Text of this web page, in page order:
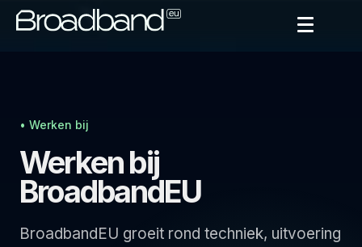
• Werken bij
Werken bij
BroadbandEU
BroadbandEU groeit rond techniek, uitvoering